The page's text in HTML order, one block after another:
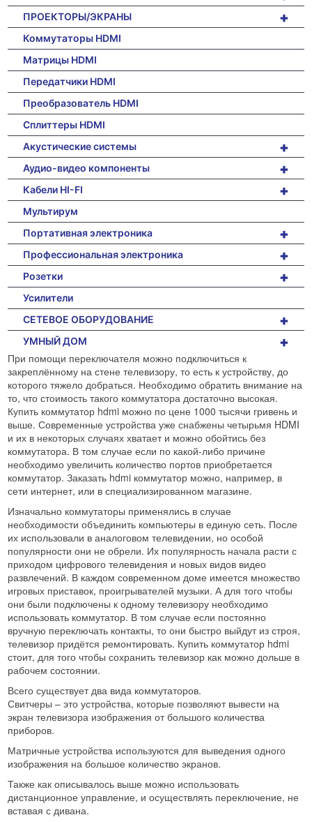
+
ПРОЕКТОРЫ/ЭКРАНЫ
Коммутаторы HDMI
Матрицы HDMI
Передатчики HDMI
Преобразователь HDMI
Сплиттеры HDMI
+
Акустические системы
+
Аудио-видео компоненты
+
Кабели HI-FI
Мультирум
+
Портативная электроника
+
Профессиональная электроника
+
Розетки
Усилители
+
СЕТЕВОЕ ОБОРУДОВАНИЕ
+
УМНЫЙ ДОМ
При помощи переключателя можно подключиться к
закреплённому на стене телевизору, то есть к устройству, до
которого тяжело добраться. Необходимо обратить внимание на
то, что стоимость такого коммутатора достаточно высокая.
Купить коммутатор hdmi можно по цене 1000 тысячи гривень и
выше. Современные устройства уже снабжены четырьмя HDMI
и их в некоторых случаях хватает и можно обойтись без
коммутатора. В том случае если по какой-либо причине
необходимо увеличить количество портов приобретается
коммутатор. Заказать hdmi коммутатор можно, например, в
сети интернет, или в специализированном магазине.
Изначально коммутаторы применялись в случае
необходимости объединить компьютеры в единую сеть. После
их использовали в аналоговом телевидении, но особой
популярности они не обрели. Их популярность начала расти с
приходом цифрового телевидения и новых видов видео
развлечений. В каждом современном доме имеется множество
игровых приставок, проигрывателей музыки. А для того чтобы
они были подключены к одному телевизору необходимо
использовать коммутатор. В том случае если постоянно
вручную переключать контакты, то они быстро выйдут из строя,
телевизор придётся ремонтировать. Купить коммутатор hdmi
стоит, для того чтобы сохранить телевизор как можно дольше в
рабочем состоянии.
Всего существует два вида коммутаторов.
Свитчеры – это устройства, которые позволяют вывести на
экран телевизора изображения от большого количества
приборов.
Матричные устройства используются для выведения одного
изображения на большое количество экранов.
Также как описывалось выше можно использовать
дистанционное управление, и осуществлять переключение, не
вставая с дивана.